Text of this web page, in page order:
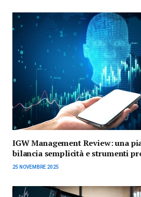
IGW Management Review: una
bilancia semplicità e strumenti
25 NOVEMBRE 2025